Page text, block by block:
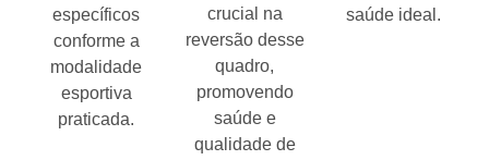
específicos
conforme a
modalidade
esportiva
praticada.
crucial na
reversão desse
quadro,
promovendo
saúde e
qualidade de
saúde ideal.